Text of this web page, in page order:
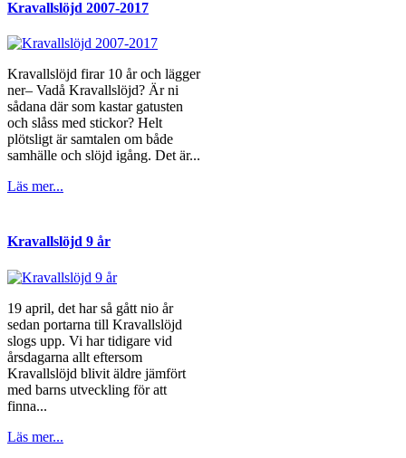
Kravallslöjd 2007-2017
Kravallslöjd firar 10 år och lägger
ner– Vadå Kravallslöjd? Är ni
sådana där som kastar gatusten
och slåss med stickor? Helt
plötsligt är samtalen om både
samhälle och slöjd igång. Det är...
Läs mer...
Kravallslöjd 9 år
19 april, det har så gått nio år
sedan portarna till Kravallslöjd
slogs upp. Vi har tidigare vid
årsdagarna allt eftersom
Kravallslöjd blivit äldre jämfört
med barns utveckling för att
finna...
Läs mer...